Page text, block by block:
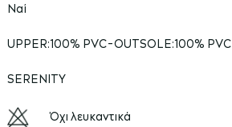
Ναί
UPPER:100% PVC-OUTSOLE:100% PVC
SERENITY
Όχι λευκαντικά